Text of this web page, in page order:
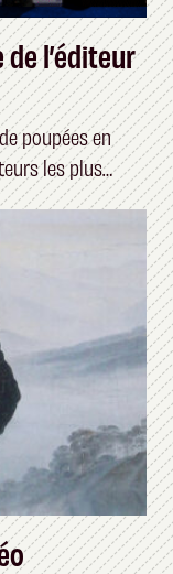
l’éditeur
poupées en
les plus